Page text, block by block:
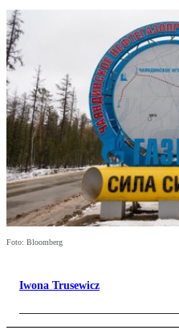
Foto: Bloomberg
Iwona Trusewicz